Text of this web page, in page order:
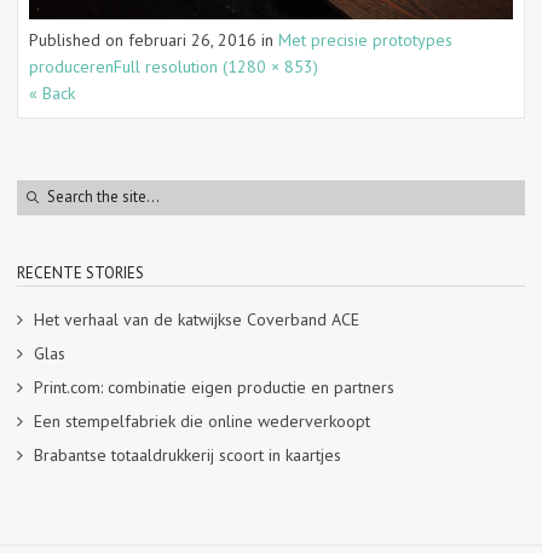
Published on februari 26, 2016 in Met precisie prototypes
producerenFull resolution (1280 × 853)
« Back
RECENTE STORIES
Het verhaal van de katwijkse Coverband ACE
Glas
Print.com: combinatie eigen productie en partners
Een stempelfabriek die online wederverkoopt
Brabantse totaaldrukkerij scoort in kaartjes